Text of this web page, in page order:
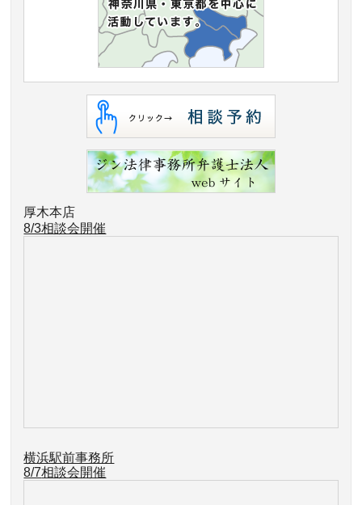
厚木本店
8/3相談会開催
横浜駅前事務所
8/7相談会開催